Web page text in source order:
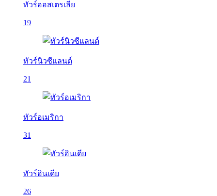
ทัวร์ออสเตรเลีย
19
ทัวร์นิวซีแลนด์
21
ทัวร์อเมริกา
31
ทัวร์อินเดีย
26